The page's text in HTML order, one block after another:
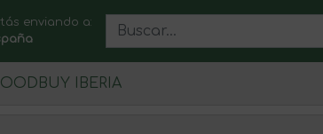
enviando a:
IBERIA